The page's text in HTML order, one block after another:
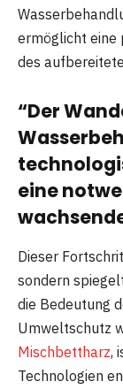
ermöglicht eine
des
“Der
eine
Dieser
sondern
die Bedeutung
Umweltschutz
Mischbettharz,
Technologien